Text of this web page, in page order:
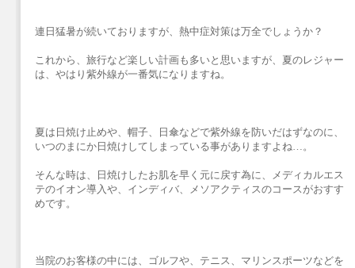
連日猛暑が続いておりますが、熱中症対策は万全でしょうか？
これから、旅行など楽しい計画も多いと思いますが、夏のレジャー
は、やはり紫外線が一番気になりますね。
夏は日焼け止めや、帽子、日傘などで紫外線を防いだはずなのに、
いつのまにか日焼けしてしまっている事がありますよね…。
そんな時は、日焼けしたお肌を早く元に戻す為に、メディカルエス
テのイオン導入や、インディバ、メソアクティスのコースがおすす
めです。
当院のお客様の中には、ゴルフや、テニス、マリンスポーツなどを